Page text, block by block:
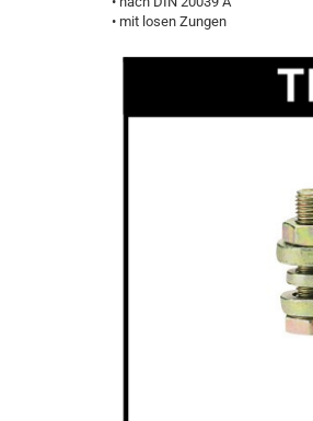
• mit losen Zungen